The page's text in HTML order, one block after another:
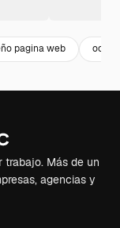
pagina web
trabajo. Más de un
agencias y